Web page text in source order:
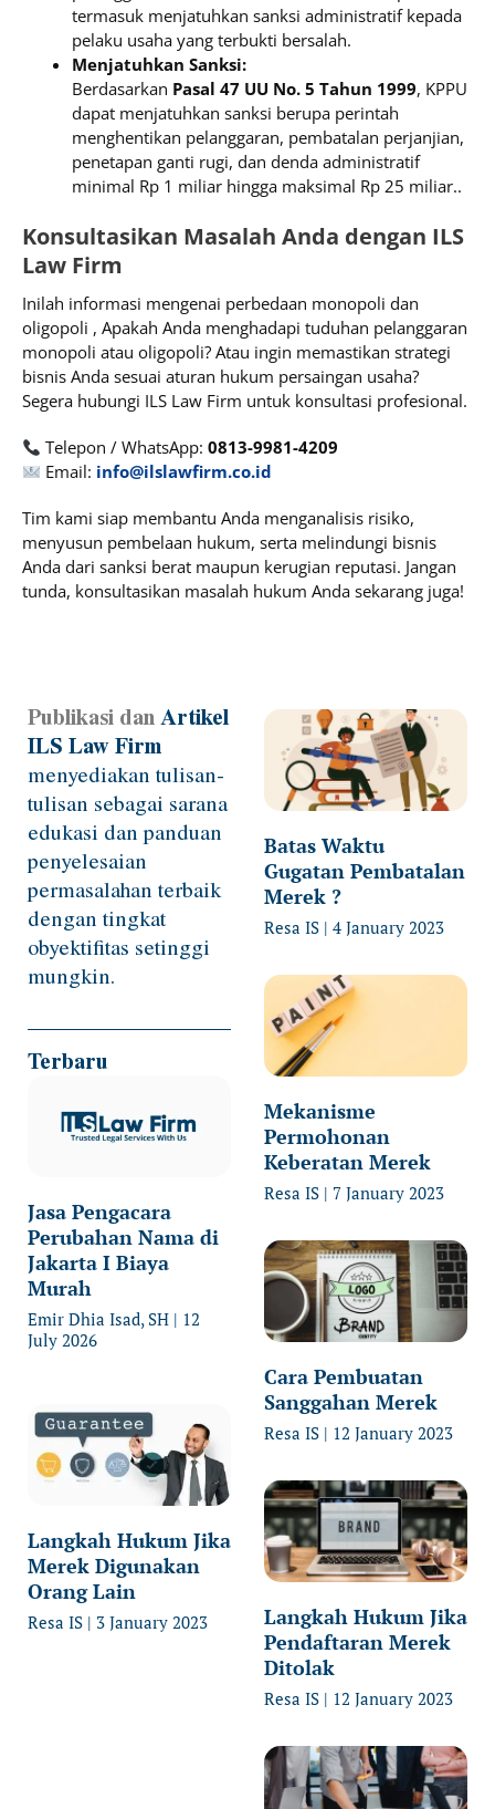
termasuk menjatuhkan sanksi administratif kepada
pelaku usaha yang terbukti bersalah.
Menjatuhkan Sanksi:
Berdasarkan Pasal 47 UU No. 5 Tahun 1999, KPPU
dapat menjatuhkan sanksi berupa perintah
menghentikan pelanggaran, pembatalan perjanjian,
penetapan ganti rugi, dan denda administratif
minimal Rp 1 miliar hingga maksimal Rp 25 miliar..
Konsultasikan Masalah Anda dengan ILS
Law Firm
Inilah informasi mengenai perbedaan monopoli dan
oligopoli , Apakah Anda menghadapi tuduhan pelanggaran
monopoli atau oligopoli? Atau ingin memastikan strategi
bisnis Anda sesuai aturan hukum persaingan usaha?
Segera hubungi ILS Law Firm untuk konsultasi profesional.
Telepon / WhatsApp:0813-9981-4209
Email: info@ilslawfirm.co.id
Tim kami siap membantu Anda menganalisis risiko,
menyusun pembelaan hukum, serta melindungi bisnis
Anda dari sanksi berat maupun kerugian reputasi. Jangan
tunda, konsultasikan masalah hukum Anda sekarang juga!
Publikasi danArtikel
ILS Law Firm
menyediakan tulisan-
tulisan sebagai sarana
edukasi dan panduan
penyelesaian
permasalahan terbaik
dengan tingkat
obyektifitas setinggi
mungkin.
Terbaru
Jasa Pengacara
Perubahan Nama di
Jakarta I Biaya
Murah
Emir Dhia Isad, SH
12
July 2026
Langkah Hukum Jika
Merek Digunakan
Orang Lain
Resa IS 3 January 2023
Batas Waktu
Gugatan Pembatalan
Merek ?
Resa IS 4 January 2023
Mekanisme
Permohonan
Keberatan Merek
Resa IS 7 January 2023
Cara Pembuatan
Sanggahan Merek
Resa IS 12 January 2023
Langkah Hukum Jika
Pendaftaran Merek
Ditolak
Resa IS 12 January 2023
PagePagePage Page